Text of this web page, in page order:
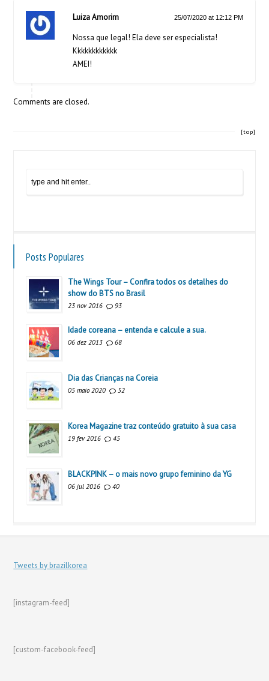
Luiza Amorim 25/07/2020 at 12:12 PM
Nossa que legal! Ela deve ser especialista!
Kkkkkkkkkkkk
AMEI!
Comments are closed.
[top]
Posts Populares
The Wings Tour – Confira todos os detalhes do
show do BTS no Brasil
23 nov 2016 93
Idade coreana – entenda e calcule a sua.
06 dez 2013 68
Dia das Crianças na Coreia
05 maio 2020 52
Korea Magazine traz conteúdo gratuito à sua casa
19 fev 2016 45
BLACKPINK – o mais novo grupo feminino da YG
06 jul 2016 40
Tweets by brazilkorea
[instagram-feed]
[custom-facebook-feed]